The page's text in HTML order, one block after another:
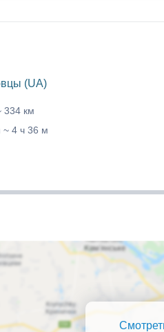
(UA)
334 км
~ 4 ч 36 м